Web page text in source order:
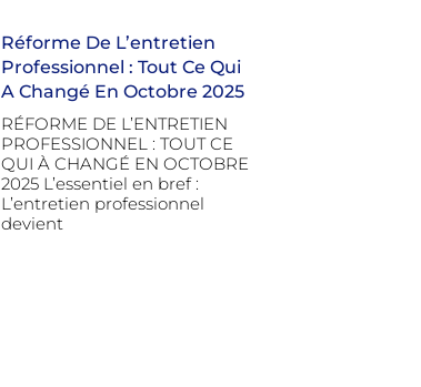
Réforme De L’entretien
Professionnel : Tout Ce Qui
A Changé En Octobre 2025
RÉFORME DE L’ENTRETIEN
PROFESSIONNEL : TOUT CE
QUI À CHANGÉ EN OCTOBRE
2025 L’essentiel en bref :
L’entretien professionnel
devient